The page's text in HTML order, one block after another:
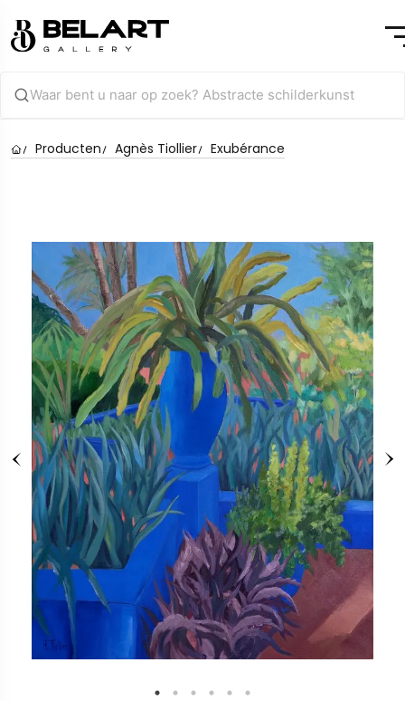
Producten Agnès Tiollier Exubérance